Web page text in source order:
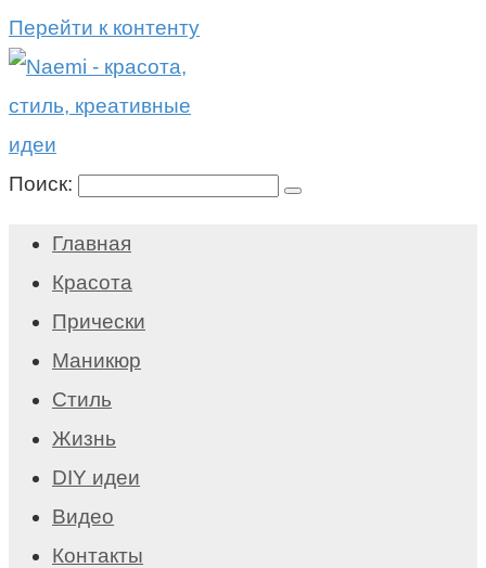
Перейти к контенту
Поиск:
Главная
Красота
Прически
Маникюр
Стиль
Жизнь
DIY идеи
Видео
Контакты